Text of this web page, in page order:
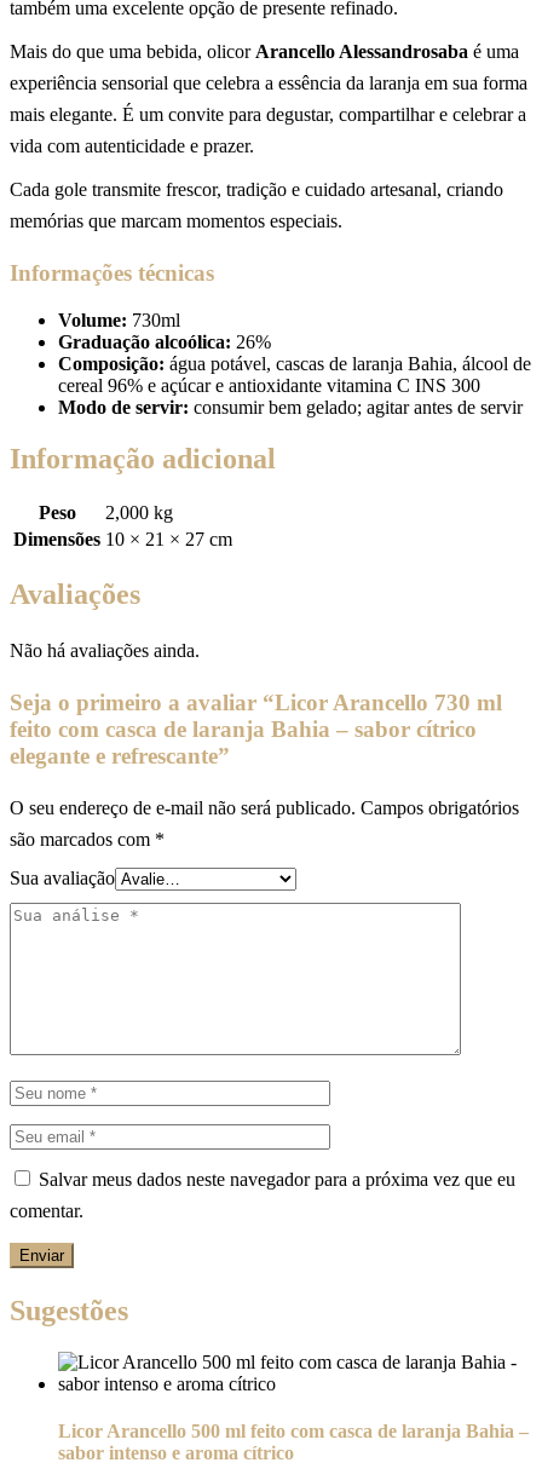
também uma excelente opção de presente refinado.
Mais do que uma bebida, olicor Arancello Alessandrosaba é uma
experiência sensorial que celebra a essência da laranja em sua forma
mais elegante. É um convite para degustar, compartilhar e celebrar a
vida com autenticidade e prazer.
Cada gole transmite frescor, tradição e cuidado artesanal, criando
memórias que marcam momentos especiais.
Informações técnicas
Volume: 730ml
Graduação alcoólica: 26%
Composição: água potável, cascas de laranja Bahia, álcool de
cereal 96% e açúcar e antioxidante vitamina C INS 300
Modo de servir: consumir bem gelado; agitar antes de servir
Informação adicional
Peso
2,000 kg
Dimensões 10 × 21 × 27 cm
Avaliações
Não há avaliações ainda.
Seja o primeiro a avaliar “Licor Arancello 730 ml
feito com casca de laranja Bahia – sabor cítrico
elegante e refrescante”
O seu endereço de e-mail não será publicado. Campos obrigatórios
são marcados com *
Sua avaliação
Salvar meus dados neste navegador para a próxima vez que eu
comentar.
Enviar
Sugestões
Licor Arancello 500 ml feito com casca de laranja Bahia –
sabor intenso e aroma cítrico